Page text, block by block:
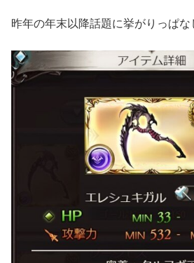
昨年の年末以降話題に挙がりっぱな